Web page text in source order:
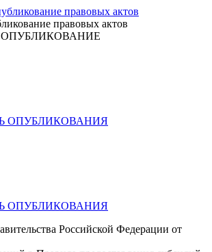
правовых актов
ОПУБЛИКОВАНИЯ
ОПУБЛИКОВАНИЯ
Российской Федерации от